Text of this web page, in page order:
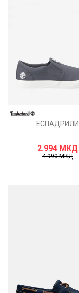
ЕСПАДРИЛИ
2.994 МКД
4.990МКД